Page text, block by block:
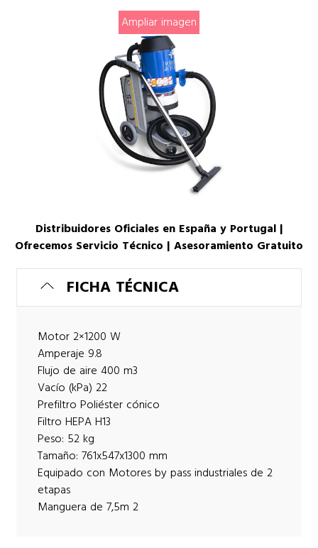
Ampliar imagen
Distribuidores Oficiales en España y Portugal |
Ofrecemos Servicio Técnico | Asesoramiento Gratuito
FICHA TÉCNICA
Motor 2×1200 W
Amperaje 9.8
Flujo de aire 400 m3
Vacío (kPa) 22
Prefiltro Poliéster cónico
Filtro HEPA H13
Peso: 52 kg
Tamaño: 761x547x1300 mm
Equipado con Motores by pass industriales de 2
etapas
Manguera de 7,5m 2